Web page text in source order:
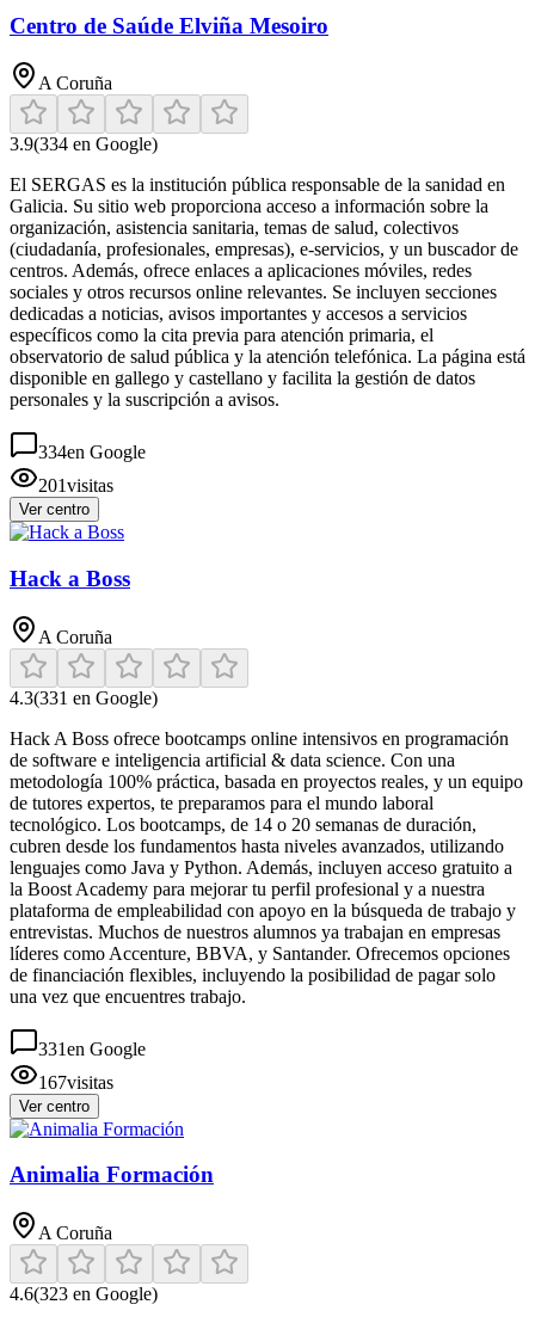
Centro de Saúde Elviña Mesoiro
A Coruña
3.9(334 en Google)
El SERGAS es la institución pública responsable de la sanidad en
Galicia. Su sitio web proporciona acceso a información sobre la
organización, asistencia sanitaria, temas de salud, colectivos
(ciudadanía, profesionales, empresas), e-servicios, y un buscador de
centros. Además, ofrece enlaces a aplicaciones móviles, redes
sociales y otros recursos online relevantes. Se incluyen secciones
dedicadas a noticias, avisos importantes y accesos a servicios
específicos como la cita previa para atención primaria, el
observatorio de salud pública y la atención telefónica. La página está
disponible en gallego y castellano y facilita la gestión de datos
personales y la suscripción a avisos.
334en Google
201visitas
Ver centro
Hack a Boss
A Coruña
4.3(331 en Google)
Hack A Boss ofrece bootcamps online intensivos en programación
de software e inteligencia artificial & data science. Con una
metodología 100% práctica, basada en proyectos reales, y un equipo
de tutores expertos, te preparamos para el mundo laboral
tecnológico. Los bootcamps, de 14 o 20 semanas de duración,
cubren desde los fundamentos hasta niveles avanzados, utilizando
lenguajes como Java y Python. Además, incluyen acceso gratuito a
la Boost Academy para mejorar tu perfil profesional y a nuestra
plataforma de empleabilidad con apoyo en la búsqueda de trabajo y
entrevistas. Muchos de nuestros alumnos ya trabajan en empresas
líderes como Accenture, BBVA, y Santander. Ofrecemos opciones
de financiación flexibles, incluyendo la posibilidad de pagar solo
una vez que encuentres trabajo.
331en Google
167visitas
Ver centro
Animalia Formación
A Coruña
4.6(323 en Google)